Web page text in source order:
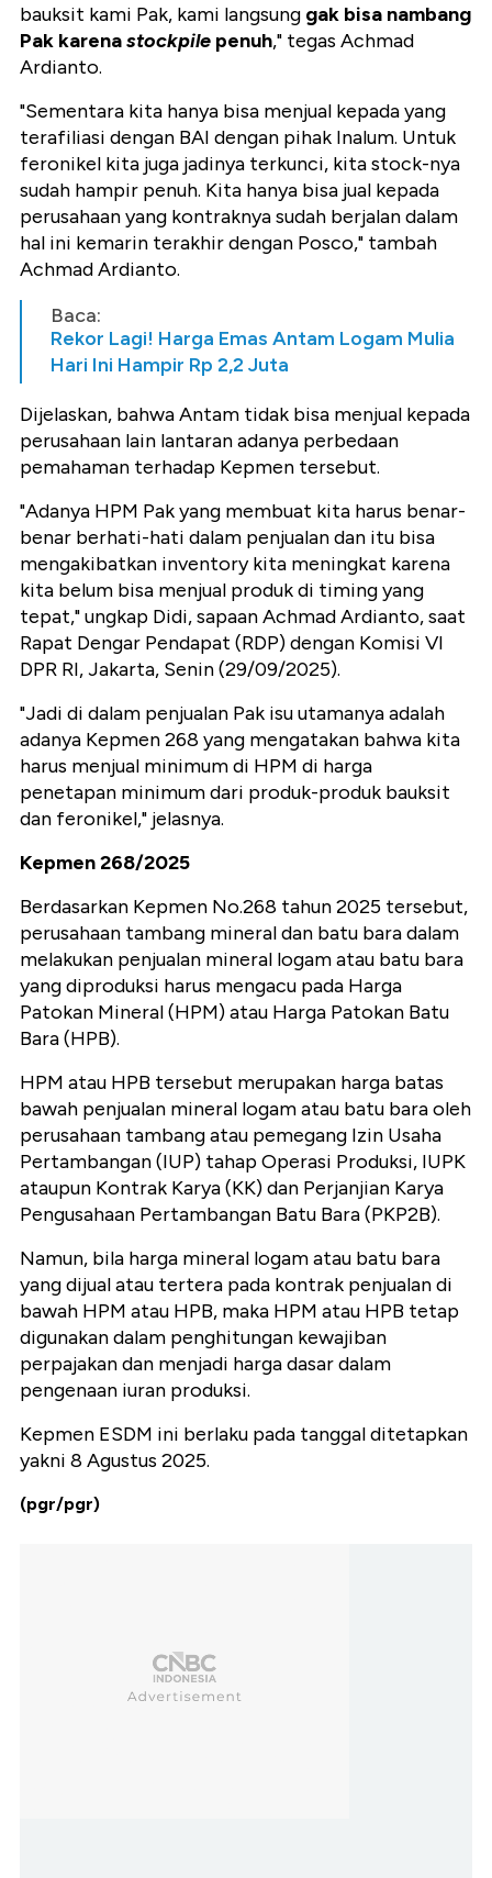
bauksit kami Pak, kami langsung gak bisa nambang
Pak karenastockpile penuh," tegas Achmad
Ardianto.
"Sementara kita hanya bisa menjual kepada yang
terafiliasi dengan BAI dengan pihak Inalum. Untuk
feronikel kita juga jadinya terkunci, kita stock-nya
sudah hampir penuh. Kita hanya bisa jual kepada
perusahaan yang kontraknya sudah berjalan dalam
hal ini kemarin terakhir dengan Posco," tambah
Achmad Ardianto.
Baca:
Rekor Lagi! Harga Emas Antam Logam Mulia
Hari Ini Hampir Rp 2,2 Juta
Dijelaskan, bahwa Antam tidak bisa menjual kepada
perusahaan lain lantaran adanya perbedaan
pemahaman terhadap Kepmen tersebut.
"Adanya HPM Pak yang membuat kita harus benar-
benar berhati-hati dalam penjualan dan itu bisa
mengakibatkan inventory kita meningkat karena
kita belum bisa menjual produk di timing yang
tepat," ungkap Didi, sapaan Achmad Ardianto, saat
Rapat Dengar Pendapat (RDP) dengan Komisi VI
DPR RI, Jakarta, Senin (29/09/2025).
"Jadi di dalam penjualan Pak isu utamanya adalah
adanya Kepmen 268 yang mengatakan bahwa kita
harus menjual minimum di HPM di harga
penetapan minimum dari produk-produk bauksit
dan feronikel," jelasnya.
Kepmen 268/2025
Berdasarkan Kepmen No.268 tahun 2025 tersebut,
perusahaan tambang mineral dan batu bara dalam
melakukan penjualan mineral logam atau batu bara
yang diproduksi harus mengacu pada Harga
Patokan Mineral (HPM) atau Harga Patokan Batu
Bara (HPB).
HPM atau HPB tersebut merupakan harga batas
bawah penjualan mineral logam atau batu bara oleh
perusahaan tambang atau pemegang Izin Usaha
Pertambangan (IUP) tahap Operasi Produksi, IUPK
ataupun Kontrak Karya (KK) dan Perjanjian Karya
Pengusahaan Pertambangan Batu Bara (PKP2B).
Namun, bila harga mineral logam atau batu bara
yang dijual atau tertera pada kontrak penjualan di
bawah HPM atau HPB, maka HPM atau HPB tetap
digunakan dalam penghitungan kewajiban
perpajakan dan menjadi harga dasar dalam
pengenaan iuran produksi.
Kepmen ESDM ini berlaku pada tanggal ditetapkan
yakni 8 Agustus 2025.
(pgr/pgr)